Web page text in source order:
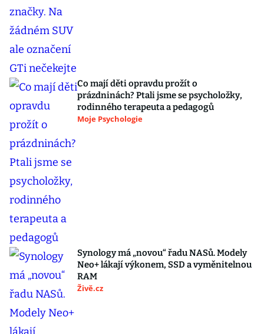
Co mají děti opravdu prožít o
prázdninách? Ptali jsme se psycholožky,
rodinného terapeuta a pedagogů
Moje Psychologie
Synology má „novou“ řadu NASů. Modely
Neo+ lákají výkonem, SSD a vyměnitelnou
RAM
Živě.cz